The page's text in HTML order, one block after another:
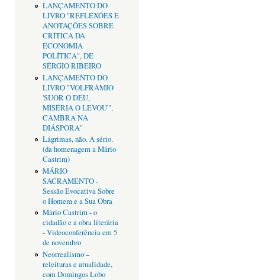
LANÇAMENTO DO
LIVRO "REFLEXÕES E
ANOTAÇÕES SOBRE
CRÌTICA DA
ECONOMIA
POLÍTICA", DE
SÉRGIO RIBEIRO
LANÇAMENTO DO
LIVRO "VOLFRÂMIO
'SUOR O DEU,
MISÉRIA O LEVOU'",
CAMBRA NA
DIÁSPORA"
Lágrimas, não. A sério.
(da homenagem a Mário
Castrim)
MÁRIO
SACRAMENTO -
Sessão Evocativa Sobre
o Homem e a Sua Obra
Mário Castrim - o
cidadão e a obra literária
- Videoconferência em 5
de novembro
Neorrealismo –
releituras e atualidade,
com Domingos Lobo